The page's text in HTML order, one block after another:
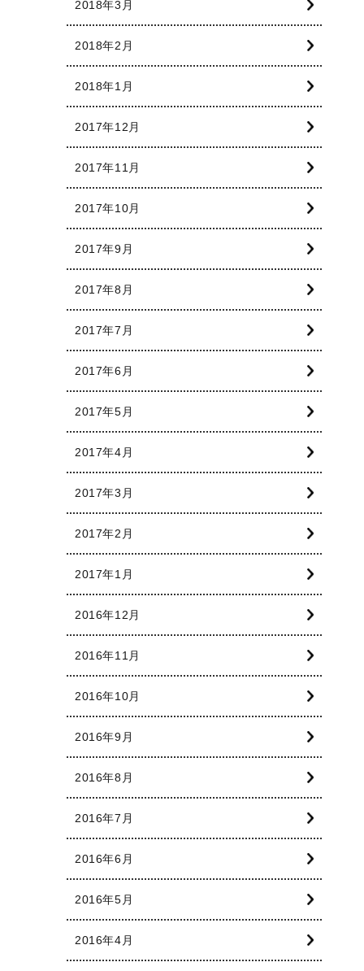
2018年3月
2018年2月
2018年1月
2017年12月
2017年11月
2017年10月
2017年9月
2017年8月
2017年7月
2017年6月
2017年5月
2017年4月
2017年3月
2017年2月
2017年1月
2016年12月
2016年11月
2016年10月
2016年9月
2016年8月
2016年7月
2016年6月
2016年5月
2016年4月